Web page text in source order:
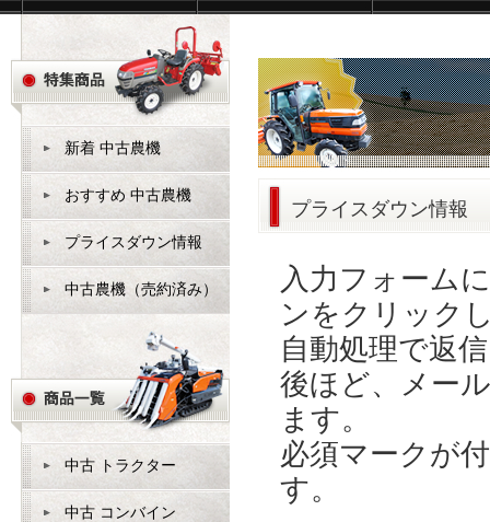
プライスダウン情報
入力フォーム
ンをクリック
自動処理で返
後ほど、メー
ます。
必須マークが
す。
新着 中古農機
おすすめ 中古農機
プライスダウン情報
中古農機（売約済み）
中古 トラクター
中古 コンバイン